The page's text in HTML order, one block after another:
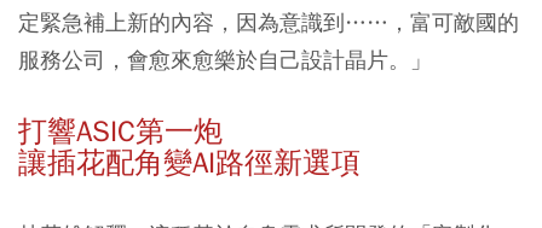
定緊急補上新的內容，因為意識到……，富可敵國的
服務公司，會愈來愈樂於自己設計晶片。」
打響ASIC第一炮
讓插花配角變AI路徑新選項